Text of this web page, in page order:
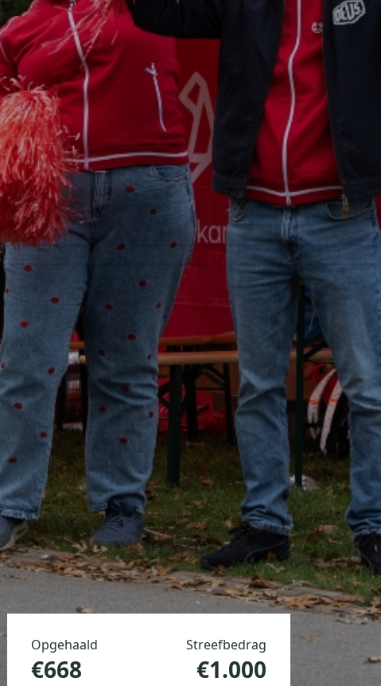
Opgehaald
€668
Streefbedrag
€1.000